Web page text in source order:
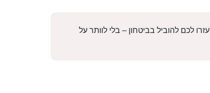
לכם להוביל בביטחון – בלי לוותר על